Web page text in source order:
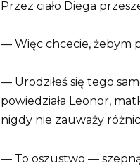
Przez ciało Diega
— Więc chcecie, żebym
— Urodziłeś się tego
powiedziała Leonor,
nigdy nie zauważy
— To oszustwo —